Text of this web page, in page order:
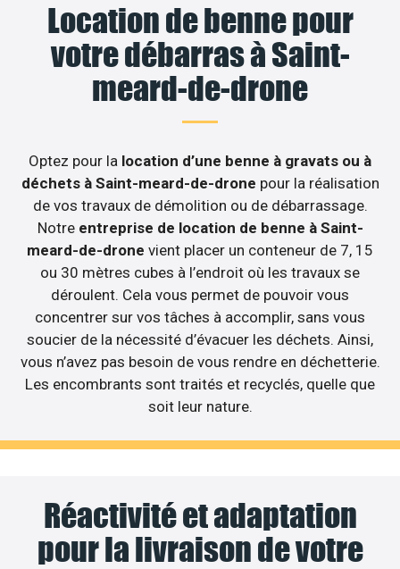
Location de benne pour
votre débarras à Saint-
meard-de-drone
Optez pour la location d’une benne à gravats ou à
déchets à Saint-meard-de-drone pour la réalisation
de vos travaux de démolition ou de débarrassage.
Notre entreprise de location de benne à Saint-
meard-de-drone vient placer un conteneur de 7, 15
ou 30 mètres cubes à l’endroit où les travaux se
déroulent. Cela vous permet de pouvoir vous
concentrer sur vos tâches à accomplir, sans vous
soucier de la nécessité d’évacuer les déchets. Ainsi,
vous n’avez pas besoin de vous rendre en déchetterie.
Les encombrants sont traités et recyclés, quelle que
soit leur nature.
Réactivité et adaptation
pour la livraison de votre